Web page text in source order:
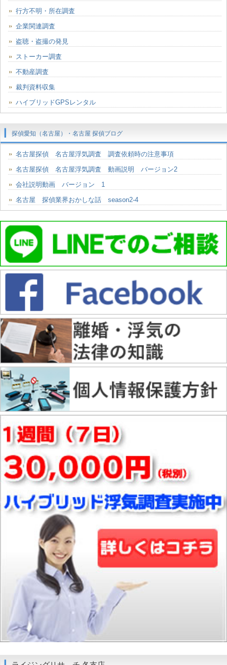
行方不明・所在調査
企業関連調査
盗聴・盗撮の発見
ストーカー調査
不動産調査
裁判資料収集
ハイブリッドGPSレンタル
探偵愛知（名古屋）・名古屋 探偵ブログ
名古屋探偵 名古屋浮気調査 調査依頼時の注意事項
名古屋探偵 名古屋浮気調査 動画説明 バージョン2
会社説明動画 バージョン 1
名古屋 探偵業界おかしな話 season2-4